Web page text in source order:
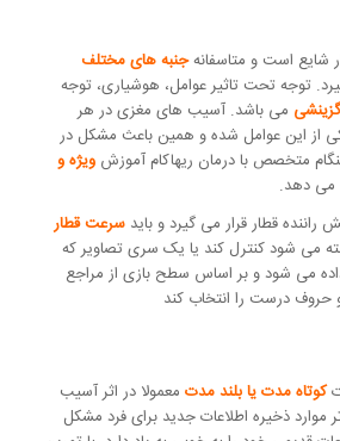
شایع است و متاسفانهجنبه های مختلف
توجه تحت تاثیر عوامل، هوشیاری، توجه
می باشد. آسیب های مغزی در هر
از این عوامل شده و همین باعث مشکل در
متخصص با درمان ریهاکام آموزش ویژه و
می دهد.
قطار قرار می گیرد و باید سرعت قطار
می شود کنترل کند یا یک سری تصاویر که
می شود و بر اساس سطح بازی از مراجع
درست را انتخاب کند
کوتاه مدت یا بلند مدتمعمولا در اثر آسیب
ذخیره اطلاعات جدید برای فرد مشکل